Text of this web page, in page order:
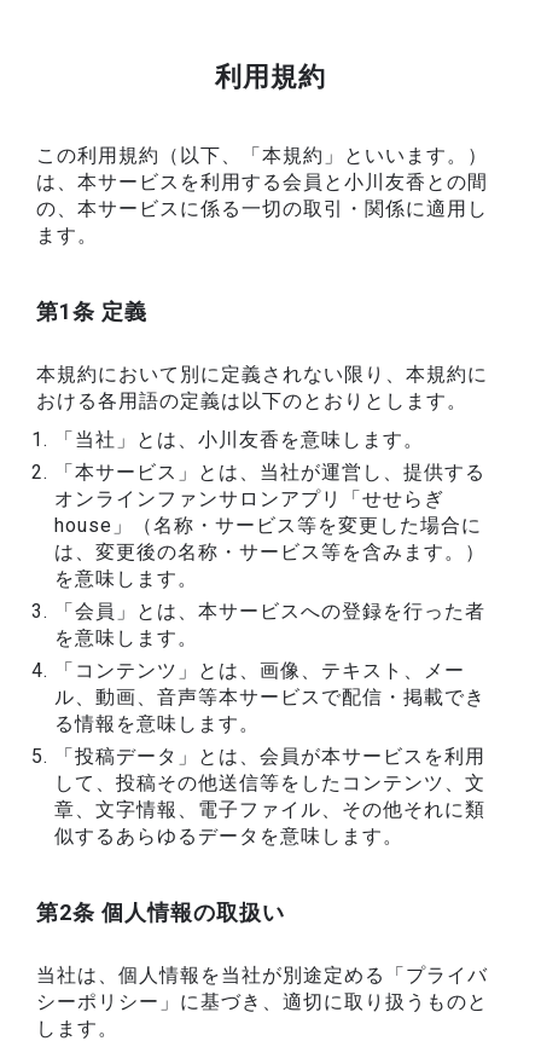
利用規約
この利用規約（以下、「本規約」といいます。）
は、本サービスを利用する会員と小川友香との間
の、本サービスに係る一切の取引・関係に適用し
ます。
第1条 定義
本規約において別に定義されない限り、本規約に
おける各用語の定義は以下のとおりとします。
「当社」とは、小川友香を意味します。
「本サービス」とは、当社が運営し、提供する
オンラインファンサロンアプリ「せせらぎ
house」（名称・サービス等を変更した場合に
は、変更後の名称・サービス等を含みます。）
を意味します。
「会員」とは、本サービスへの登録を行った者
を意味します。
「コンテンツ」とは、画像、テキスト、メー
ル、動画、音声等本サービスで配信・掲載でき
る情報を意味します。
「投稿データ」とは、会員が本サービスを利用
して、投稿その他送信等をしたコンテンツ、文
章、文字情報、電子ファイル、その他それに類
似するあらゆるデータを意味します。
第2条 個人情報の取扱い
当社は、個人情報を当社が別途定める「プライバ
シーポリシー」に基づき、適切に取り扱うものと
します。